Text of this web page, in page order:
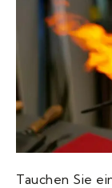
Tauchen Sie